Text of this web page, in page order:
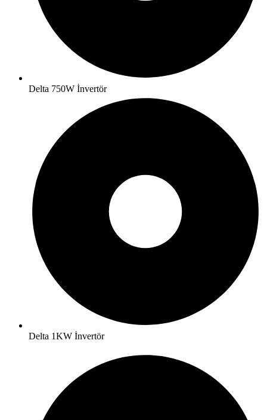
Delta 750W İnvertör
Delta 1KW İnvertör